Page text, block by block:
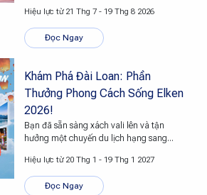
Hiệu lực từ 21 Thg 7 - 19 Thg 8 2026
Đọc Ngay
Khám Phá Đài Loan: Phần
Thưởng Phong Cách Sống Elken
2026!
Bạn đã sẵn sàng xách vali lên và tận
hưởng một chuyến du lịch hạng sang
bạn tham gia hành trình khám phá vẻ
đẹp văn hóa và thắng cảnh tuyệt mỹ tại
hòn đảo Đài Loan xinh đẹp!
Hiệu lực từ 20 Thg 1 - 19 Thg 1 2027
Đọc Ngay